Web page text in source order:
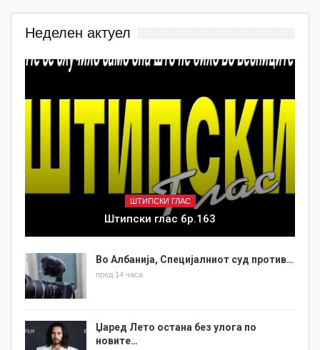
Неделен актуел
ШТИПСКИ ГЛАС
Штипски глас бр.163
Во Албанија, Специјалниот суд против…
пред 14 часа
Џаред Лето остана без улога по
новите…